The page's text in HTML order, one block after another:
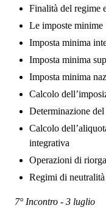
Finalità del regime
Le imposte minime
Imposta minima
Imposta minima
Imposta minima
Calcolo
Determinazione
Calcolo
integrativa
Operazioni di
Regimi di
7° Incontro - 3 luglio